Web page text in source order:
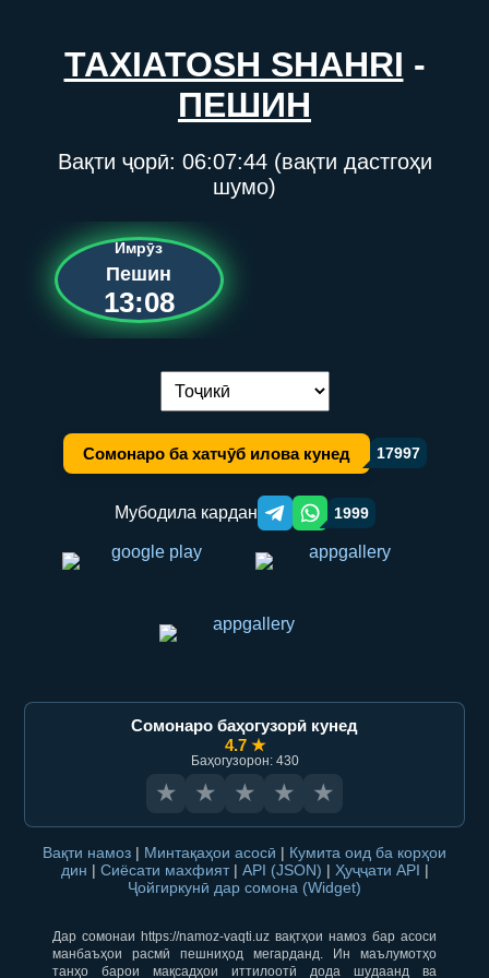
TAXIATOSH SHAHRI -
ПЕШИН
Вақти ҷорӣ: 06:07:44(вақти дастгоҳи
шумо)
Имрӯз
Пешин
13:08
Иваз кардани забон:
Сомонаро ба хатчӯб илова кунед 17997
Мубодила кардан Telegram orqali ulashish
WhatsApp orqali ulashish
1999
Сомонаро баҳогузорӣ кунед
4.7 ★
Баҳогузорон: 430
★ ★ ★ ★ ★
Вақти намоз | Минтақаҳои асосӣ | Кумита оид ба корҳои
дин | Сиёсати махфият | API (JSON) | Ҳуҷҷати API |
Ҷойгиркунӣ дар сомона (Widget)
Дар сомонаи https://namoz-vaqti.uz вақтҳои намоз бар асоси
манбаъҳои расмӣ пешниҳод мегарданд. Ин маълумотҳо
танҳо барои мақсадҳои иттилоотӣ дода шудаанд ва